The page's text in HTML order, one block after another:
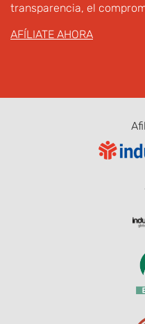
transparencia, el
AFÍLIATE AHORA